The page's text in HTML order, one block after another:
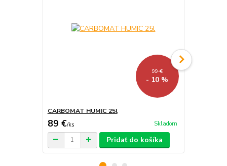
99 €
- 10 %
CARBOMAT HUMIC 25l
89 €/ks Skladom
Pridať do košíka